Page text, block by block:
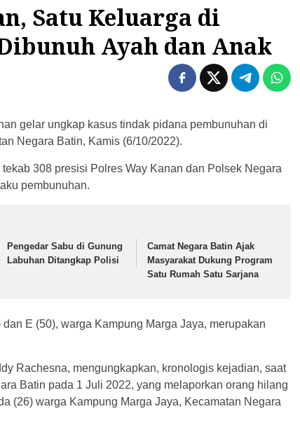
Satu Keluarga di
Ayah dan Anak
gelar ungkap kasus tindak pidana pembunuhan di
Negara Batin, Kamis (6/10/2022).
308 presisi Polres Way Kanan dan Polsek Negara
pembunuhan.
Pengedar Sabu di Gunung
Labuhan Ditangkap Polisi
Camat Negara Batin Ajak
Masyarakat Dukung Program
Satu Rumah Satu Sarjana
E (50), warga Kampung Marga Jaya, merupakan
Rachesna, mengungkapkan, kronologis kejadian, saat
Batin pada 1 Juli 2022, yang melaporkan orang hilang
(26) warga Kampung Marga Jaya, Kecamatan Negara